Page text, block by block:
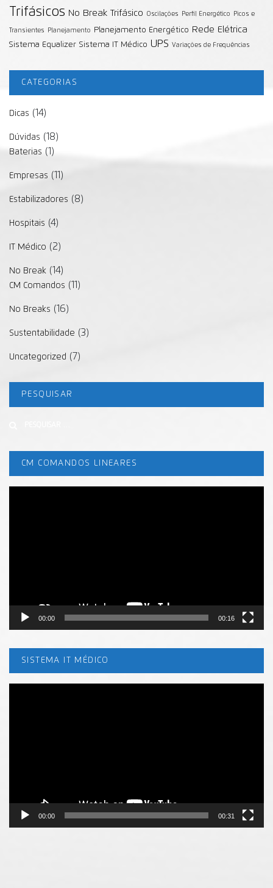
Trifásicos No Break Trifásico Oscilações Perfil Energético Picos e
Transientes Planejamento Planejamento Energético Rede Elétrica
Sistema Equalizer Sistema IT Médico UPS Variações de Frequências
CATEGORIAS
Dicas (14)
Dúvidas (18)
Baterias (1)
Empresas (11)
Estabilizadores (8)
Hospitais (4)
IT Médico (2)
No Break (14)
CM Comandos (11)
No Breaks (16)
Sustentabilidade (3)
Uncategorized (7)
PESQUISAR
CM COMANDOS LINEARES
00:00 00:16
SISTEMA IT MÉDICO
00:00 00:31